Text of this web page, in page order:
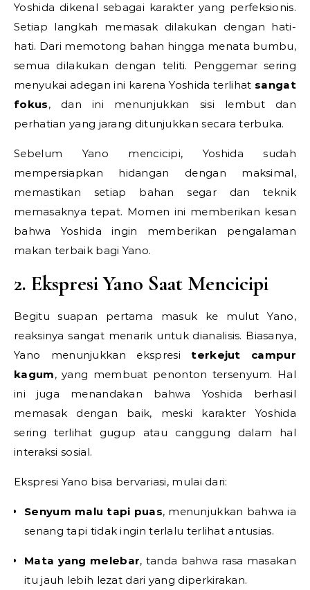
Yoshida dikenal sebagai karakter yang perfeksionis.
Setiap langkah memasak dilakukan dengan hati-
hati. Dari memotong bahan hingga menata bumbu,
semua dilakukan dengan teliti. Penggemar sering
menyukai adegan ini karena Yoshida terlihat sangat
fokus, dan ini menunjukkan sisi lembut dan
perhatian yang jarang ditunjukkan secara terbuka.
Sebelum Yano mencicipi, Yoshida sudah
mempersiapkan hidangan dengan maksimal,
memastikan setiap bahan segar dan teknik
memasaknya tepat. Momen ini memberikan kesan
bahwa Yoshida ingin memberikan pengalaman
makan terbaik bagi Yano.
2. Ekspresi Yano Saat Mencicipi
Begitu suapan pertama masuk ke mulut Yano,
reaksinya sangat menarik untuk dianalisis. Biasanya,
Yano menunjukkan ekspresi terkejut campur
kagum, yang membuat penonton tersenyum. Hal
ini juga menandakan bahwa Yoshida berhasil
memasak dengan baik, meski karakter Yoshida
sering terlihat gugup atau canggung dalam hal
interaksi sosial.
Ekspresi Yano bisa bervariasi, mulai dari:
Senyum malu tapi puas, menunjukkan bahwa ia
senang tapi tidak ingin terlalu terlihat antusias.
Mata yang melebar, tanda bahwa rasa masakan
itu jauh lebih lezat dari yang diperkirakan.